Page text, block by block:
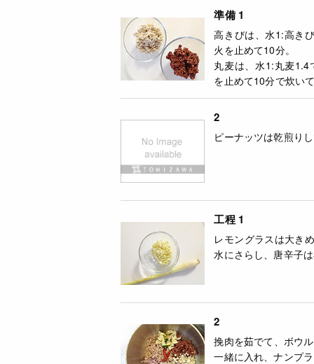
準備 1
高きびは、水1:高き
火を止めて10分。
丸麦は、水1:丸麦1.4
を止めて10分で炊い
2
ピーナッツは乾煎り
工程 1
レモングラスは大き
水にさらし、唐辛子
2
挽肉を茹でて、ボウ
一緒に入れ、ナンプ